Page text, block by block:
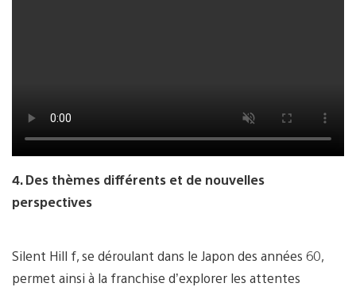
4. Des thèmes différents et de nouvelles
perspectives
Silent Hill f, se déroulant dans le Japon des années 60,
permet ainsi à la franchise d’explorer les attentes